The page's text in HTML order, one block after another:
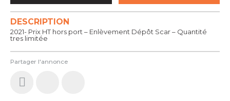
Partager l'annonce
DESCRIPTION
2021- Prix HT hors port – Enlèvement Dépôt Scar – Quantité
tres limitée